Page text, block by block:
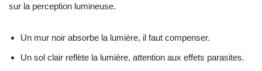
sur la perception lumineuse.
Un mur noir absorbe la lumière, il faut compenser.
Un sol clair reflète la lumière, attention aux effets parasites.